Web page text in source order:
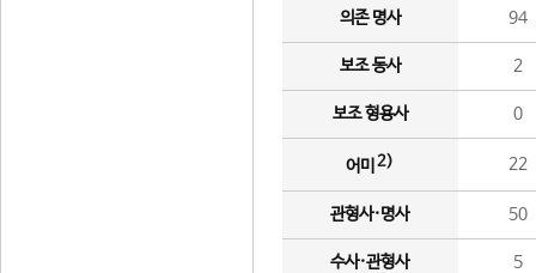
의존 명사 94
보조 동사 2
보조 형용사 0
어미 2) 22
관형사·명사 50
수사·관형사 5